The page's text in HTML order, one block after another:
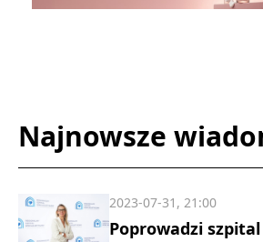
Najnowsze
Poprowadzi
2023-07-31, 21:00